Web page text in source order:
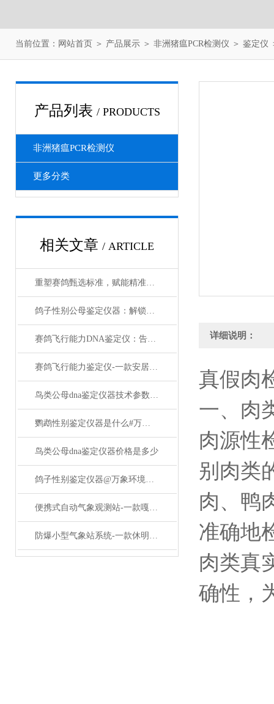
当前位置： 网站首页 ＞ 产品展示 ＞ 非洲猪瘟PCR检测仪 ＞ 鉴定仪
产品列表 / PRODUCTS
非洲猪瘟PCR检测仪
更多分类
相关文章 / ARTICLE
重塑赛鸽甄选标准，赋能精准赛事育种——智能赛鸽飞行能力鉴定仪
鸽子性别公母鉴定仪器：解锁养殖精准化，告别凭经验判断的困境
赛鸽飞行能力DNA鉴定仪：告别“看眼缘“选鸽子
赛鸽飞行能力鉴定仪-一款安居乐业的鸽子dna鉴定设备#2023已更新
鸟类公母dna鉴定仪器技术参数#万象环境新品2022已更新
鹦鹉性别鉴定仪器是什么#万象环境新品上架
鸟类公母dna鉴定仪器价格是多少
鸽子性别鉴定仪器@万象环境新品上架
便携式自动气象观测站-一款嘎嘎香的气象观测仪器#2022已更新
防爆小型气象站系统-一款休明盛世的一体化防爆气象站#2022已更新
详细说明：
真假肉
一、肉
肉源性
别肉类
肉、鸭
准确地
肉类真
确性，